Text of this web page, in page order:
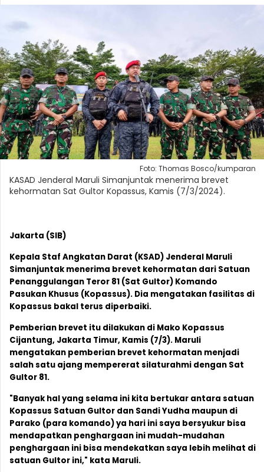
Foto: Thomas Bosco/kumparan
KASAD Jenderal Maruli Simanjuntak menerima brevet
kehormatan Sat Gultor Kopassus, Kamis (7/3/2024).
Jakarta (SIB)
Kepala Staf Angkatan Darat (KSAD) Jenderal Maruli
Simanjuntak menerima brevet kehormatan dari Satuan
Penanggulangan Teror 81 (Sat Gultor) Komando
Pasukan Khusus (Kopassus). Dia mengatakan fasilitas di
Kopassus bakal terus diperbaiki.
Pemberian brevet itu dilakukan di Mako Kopassus
Cijantung, Jakarta Timur, Kamis (7/3). Maruli
mengatakan pemberian brevet kehormatan menjadi
salah satu ajang mempererat silaturahmi dengan Sat
Gultor 81.
"Banyak hal yang selama ini kita bertukar antara satuan
Kopassus Satuan Gultor dan Sandi Yudha maupun di
Parako (para komando) ya hari ini saya bersyukur bisa
mendapatkan penghargaan ini mudah-mudahan
penghargaan ini bisa mendekatkan saya lebih melihat di
satuan Gultor ini," kata Maruli.